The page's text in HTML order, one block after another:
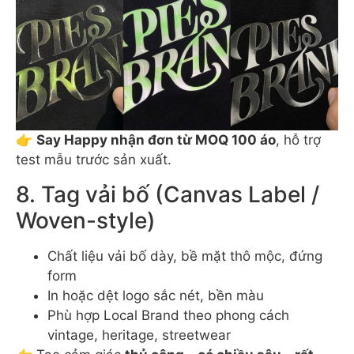
👉 Say Happy nhận đơn từ MOQ 100 áo, hỗ trợ
test mẫu trước sản xuất.
8. Tag vải bố (Canvas Label /
Woven-style)
Chất liệu vải bố dày, bề mặt thô mộc, đứng
form
In hoặc dệt logo sắc nét, bền màu
Phù hợp Local Brand theo phong cách
vintage, heritage, streetwear